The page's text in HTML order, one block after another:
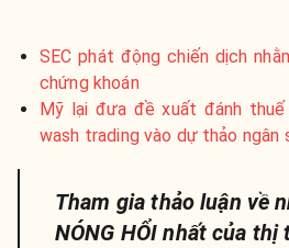
SEC phát động chiến dịch
chứng khoán
Mỹ lại đưa đề xuất đánh
wash trading vào dự thảo ngân
Tham gia thảo luận về
NÓNG HỔI nhất của